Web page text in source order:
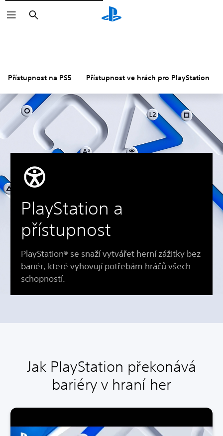
Vyhledat
Přístupnost na PS5 Přístupnost ve hrách pro PlayStation
PlayStation a
přístupnost
PlayStation® se snaží vytvářet herní zážitky bez
bariér, které vyhovují potřebám hráčů všech
schopností.
Jak PlayStation překonává
bariéry v hraní her